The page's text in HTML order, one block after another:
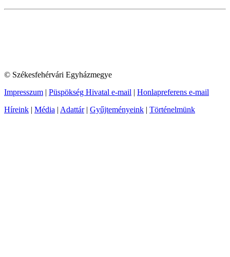
© Székesfehérvári Egyházmegye
Impresszum | Püspökség Hivatal e-mail | Honlapreferens e-mail
Híreink | Média | Adattár| Gyűjteményeink | Történelmünk